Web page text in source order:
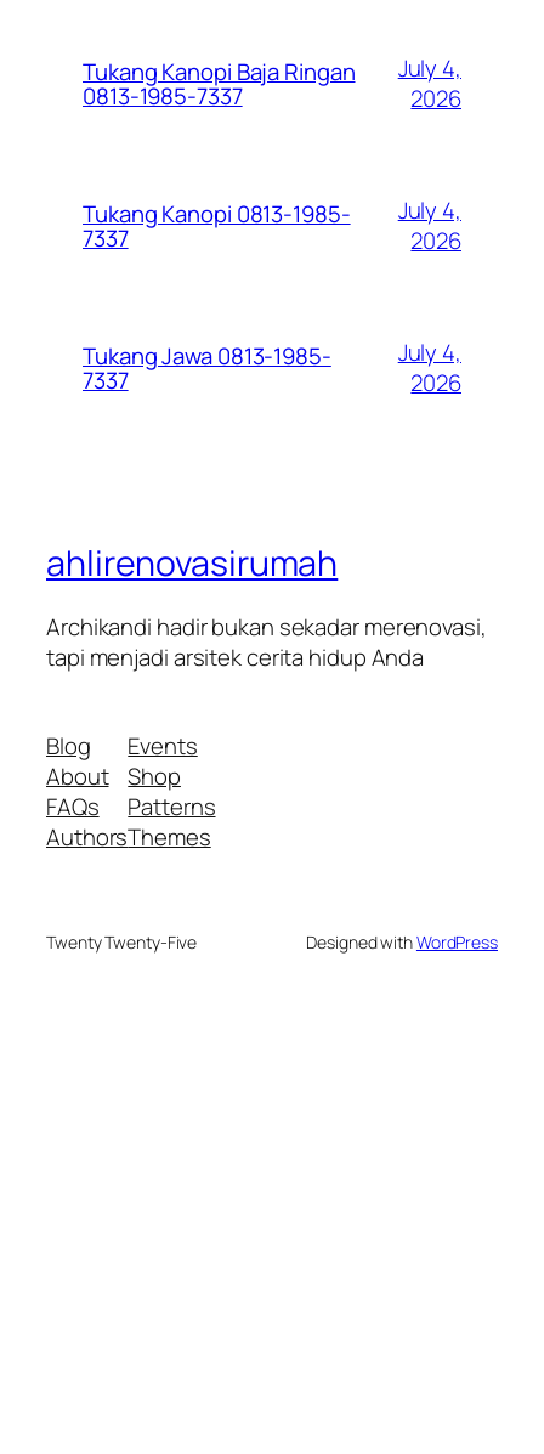
Tukang Kanopi Baja Ringan
0813-1985-7337
July 4,
2026
Tukang Kanopi 0813-1985-
7337
July 4,
2026
Tukang Jawa 0813-1985-
7337
July 4,
2026
ahlirenovasirumah
Archikandi hadir bukan sekadar merenovasi,
tapi menjadi arsitek cerita hidup Anda
Blog
About
FAQs
Authors
Events
Shop
Patterns
Themes
Twenty Twenty-Five Designed withWordPress